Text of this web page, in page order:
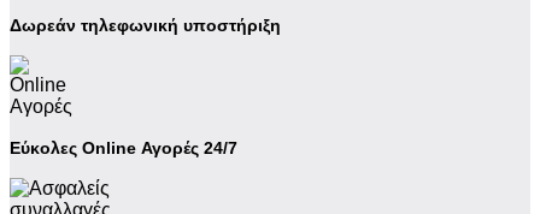
Δωρεάν τηλεφωνική υποστήριξη
Εύκολες Online Αγορές 24/7